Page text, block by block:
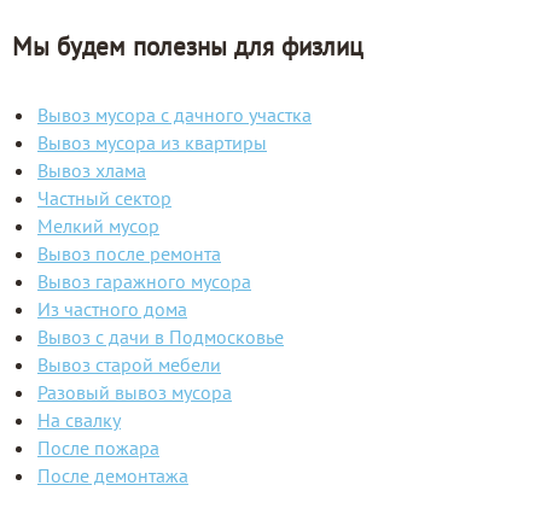
Мы будем полезны для физлиц
Вывоз мусора с дачного участка
Вывоз мусора из квартиры
Вывоз хлама
Частный сектор
Мелкий мусор
Вывоз после ремонта
Вывоз гаражного мусора
Из частного дома
Вывоз с дачи в Подмосковье
Вывоз старой мебели
Разовый вывоз мусора
На свалку
После пожара
После демонтажа